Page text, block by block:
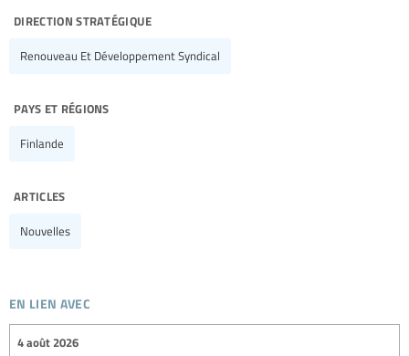
direction stratégique
Renouveau Et Développement Syndical
pays et régions
Finlande
articles
Nouvelles
en lien avec
4 août 2026